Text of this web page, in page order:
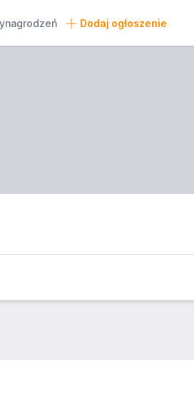
Dodaj ogłoszenie